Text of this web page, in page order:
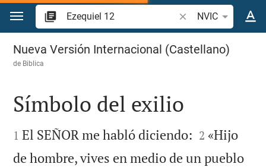
Ir a un contenido
Buscar versículo
NVIC
Ezequiel 12
Nueva Versión Internacional (Castellano)
de Biblica

Símbolo del exilio

1 El SEÑOR me habló diciendo: 

2 «Hijo
de hombre, vives en medio de un pueblo